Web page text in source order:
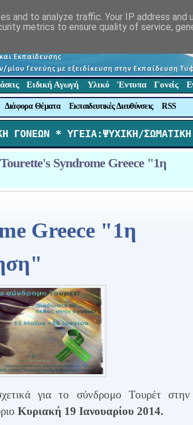
Ειδική Αγωγή Υλικό Έντυπα Γονείς
Διάφορα Θέματα Εκπαιδευτικές Διευθύνσεις RSS
ΓΟΝΕΩΝ * ΥΓΕΙΑ:ΨΥΧΙΚΗ/ΣΩΜΑΤΙΚΗ
Syndrome Greece "1η
Greece "1η
για το σύνδρομο Τουρέτ στην
Κυριακή 19 Ιανουαρίου 2014.
and to analyze traffic. Your IP address and
metrics to ensure quality of service,